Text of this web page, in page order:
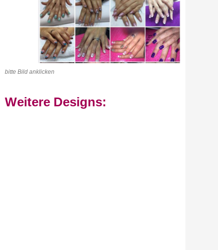
bitte Bild anklicken
Weitere Designs: